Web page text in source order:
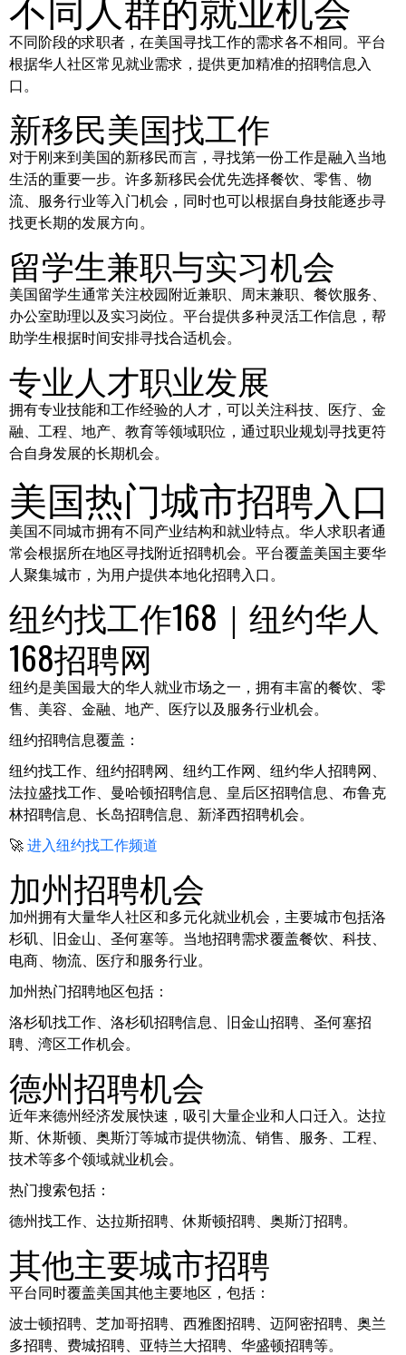
不同阶段的求职者，在美国寻找工作的需求各不相同。平台
根据华人社区常见就业需求，提供更加精准的招聘信息入
口。
新移民美国找工作
对于刚来到美国的新移民而言，寻找第一份工作是融入当地
生活的重要一步。许多新移民会优先选择餐饮、零售、物
流、服务行业等入门机会，同时也可以根据自身技能逐步寻
找更长期的发展方向。
留学生兼职与实习机会
美国留学生通常关注校园附近兼职、周末兼职、餐饮服务、
办公室助理以及实习岗位。平台提供多种灵活工作信息，帮
助学生根据时间安排寻找合适机会。
专业人才职业发展
拥有专业技能和工作经验的人才，可以关注科技、医疗、金
融、工程、地产、教育等领域职位，通过职业规划寻找更符
合自身发展的长期机会。
美国热门城市招聘入口
美国不同城市拥有不同产业结构和就业特点。华人求职者通
常会根据所在地区寻找附近招聘机会。平台覆盖美国主要华
人聚集城市，为用户提供本地化招聘入口。
纽约找工作168｜纽约华人
168招聘网
纽约是美国最大的华人就业市场之一，拥有丰富的餐饮、零
售、美容、金融、地产、医疗以及服务行业机会。
纽约招聘信息覆盖：
纽约找工作、纽约招聘网、纽约工作网、纽约华人招聘网、
法拉盛找工作、曼哈顿招聘信息、皇后区招聘信息、布鲁克
林招聘信息、长岛招聘信息、新泽西招聘机会。
🚀 进入纽约找工作频道
加州招聘机会
加州拥有大量华人社区和多元化就业机会，主要城市包括洛
杉矶、旧金山、圣何塞等。当地招聘需求覆盖餐饮、科技、
电商、物流、医疗和服务行业。
加州热门招聘地区包括：
洛杉矶找工作、洛杉矶招聘信息、旧金山招聘、圣何塞招
聘、湾区工作机会。
德州招聘机会
近年来德州经济发展快速，吸引大量企业和人口迁入。达拉
斯、休斯顿、奥斯汀等城市提供物流、销售、服务、工程、
技术等多个领域就业机会。
热门搜索包括：
德州找工作、达拉斯招聘、休斯顿招聘、奥斯汀招聘。
其他主要城市招聘
平台同时覆盖美国其他主要地区，包括：
波士顿招聘、芝加哥招聘、西雅图招聘、迈阿密招聘、奥兰
多招聘、费城招聘、亚特兰大招聘、华盛顿招聘等。